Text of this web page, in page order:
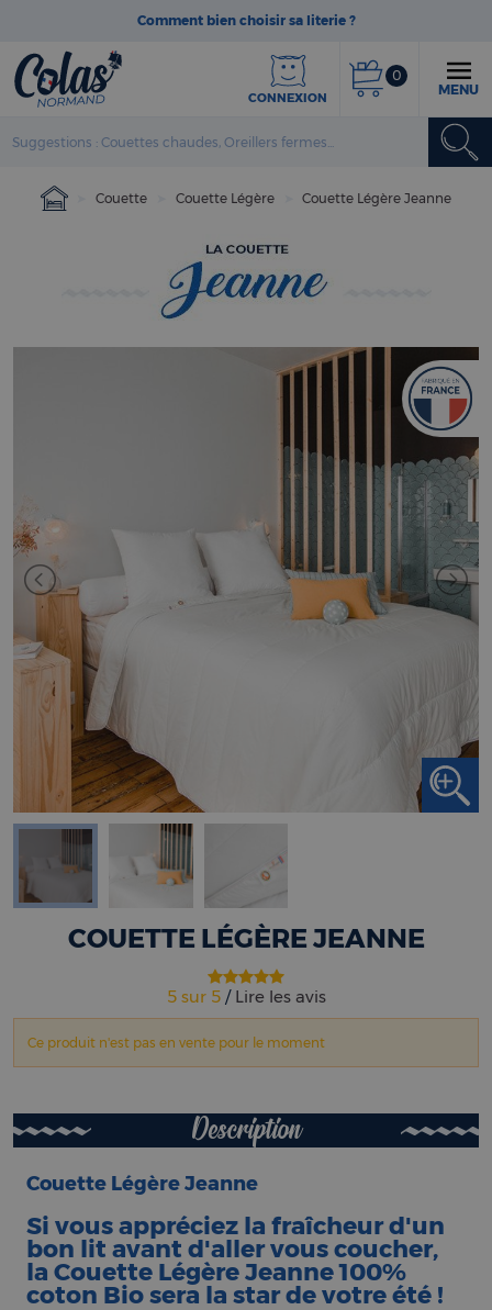
Comment bien choisir sa literie ?
CONNEXION
0
MENU
Couette Couette Légère Couette Légère Jeanne
COUETTE LÉGÈRE JEANNE
5sur 5/ Lire les avis
Ce produit n'est pas en vente pour le moment
Description
Couette Légère Jeanne
Si vous appréciez la fraîcheur d'un
bon lit avant d'aller vous coucher,
la Couette Légère Jeanne 100%
coton Bio sera la star de votre été !